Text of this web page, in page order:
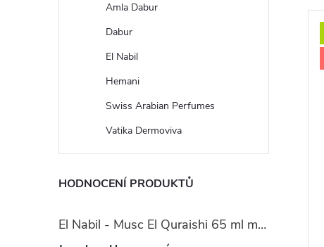
Amla Dabur
Dabur
El Nabil
Hemani
Swiss Arabian Perfumes
Vatika Dermoviva
HODNOCENÍ PRODUKTŮ
El Nabil - Musc El Quraishi 65 ml mošusová parfémová voda - pro ženy